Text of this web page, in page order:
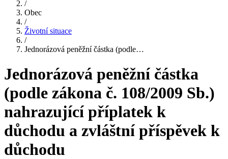
/
Obec
/
Životní situace
/
Jednorázová peněžní částka (podle…
Jednorázová peněžní částka
(podle zákona č. 108/2009 Sb.)
nahrazující příplatek k
důchodu a zvláštní příspěvek k
důchodu